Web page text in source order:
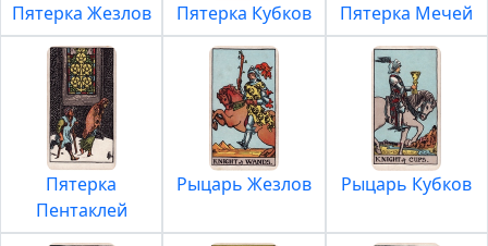
Пятерка Жезлов Пятерка Кубков Пятерка Мечей
Пятерка
Пентаклей
Рыцарь Жезлов Рыцарь Кубков